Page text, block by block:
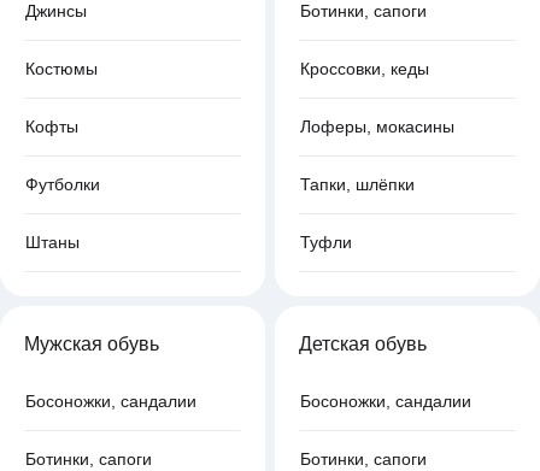
Джинсы
Костюмы
Кофты
Футболки
Штаны
Ботинки, сапоги
Кроссовки, кеды
Лоферы, мокасины
Тапки, шлёпки
Туфли
Мужская обувь
Босоножки, сандалии
Ботинки, сапоги
Детская обувь
Босоножки, сандалии
Ботинки, сапоги